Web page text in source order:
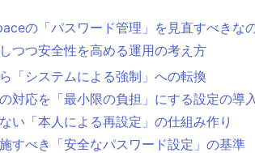
の「パスワード管理」を見直すべきな
つつ安全性を高める運用の考え方
「システムによる強制」への転換
対応を「最小限の負担」にする設定の導
い「本人による再設定」の仕組み作り
すべき「安全なパスワード設定」の基準